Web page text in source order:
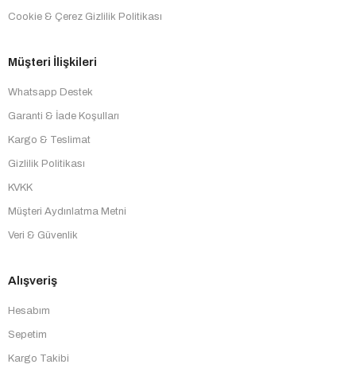
Cookie & Çerez Gizlilik Politikası
Müşteri İlişkileri
Whatsapp Destek
Garanti & İade Koşulları
Kargo & Teslimat
Gizlilik Politikası
KVKK
Müşteri Aydınlatma Metni
Veri & Güvenlik
Alışveriş
Hesabım
Sepetim
Kargo Takibi